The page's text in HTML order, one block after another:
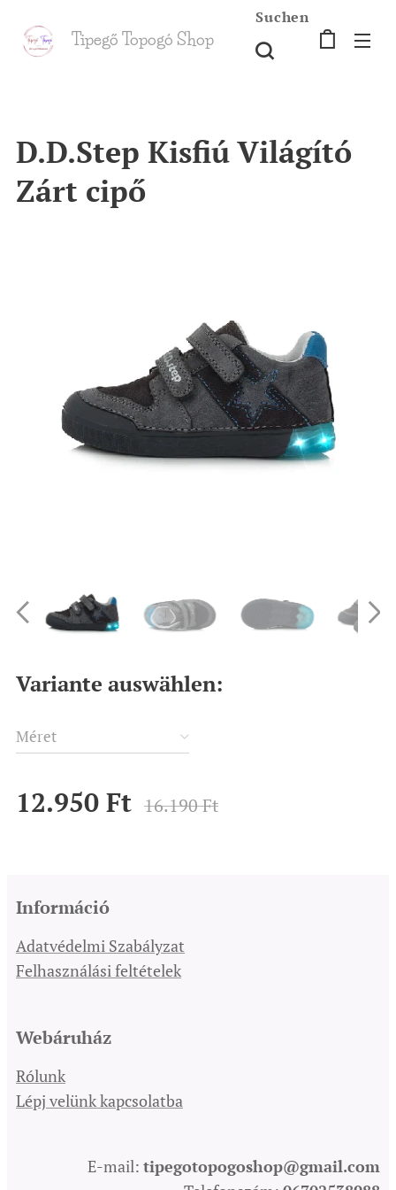
Tipegő Topogó Shop
Suchen
D.D.Step Kisfiú Világító
Zárt cipő
Variante auswählen:
Méret
12.950 Ft 16.190Ft
Információ
Adatvédelmi Szabályzat
Felhasználási feltételek
Webáruház
Rólunk
Lépj velünk kapcsolatba
E-mail: tipegotopogoshop@gmail.com